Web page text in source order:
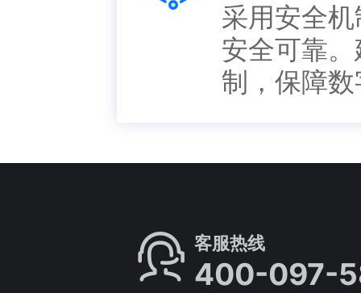
采用安全
安全可靠
制，保障
客服热线
400-097-